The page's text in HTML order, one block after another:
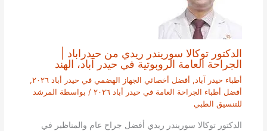
الدكتور توكالا سوريندر ريدي من حيدراباد |
الجراحة العامة الروبوتية في حيدر آباد، الهند
أطباء حيدر آباد, أفضل أخصائي الجهاز الهضمي في حيدر أباد ٢٠٢٦
,
أفضل أطباء الجراحة العامة في حيدر أباد ٢٠٢٦
/ بواسطة المرشد
للتنسيق الطبي
الدكتور توكالا سوريندر ريدي أفضل جراح عام والمناظير في